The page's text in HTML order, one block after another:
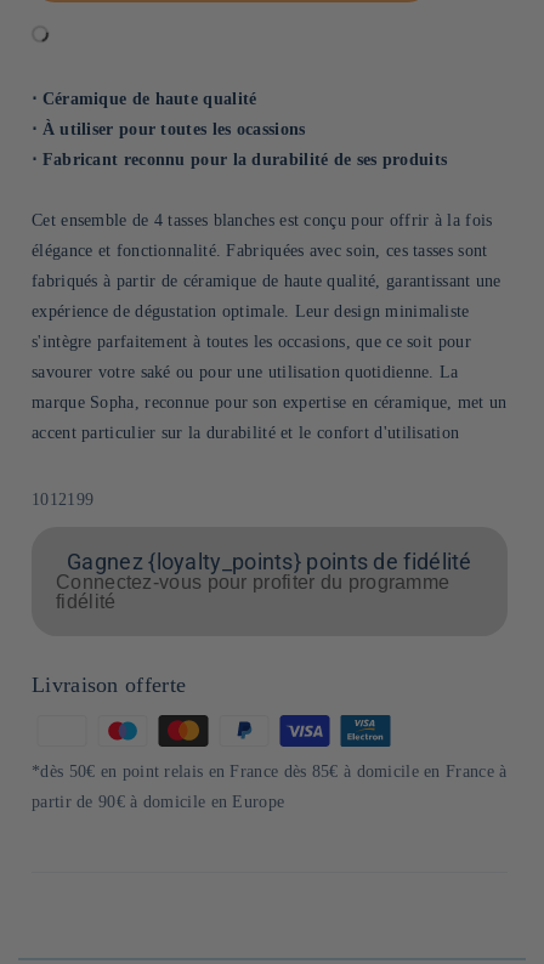
⋅ Céramique de haute qualité
⋅ À utiliser pour toutes les ocassions
⋅ Fabricant reconnu pour la durabilité de ses produits
Cet ensemble de 4 tasses blanches est conçu pour offrir à la fois
élégance et fonctionnalité. Fabriquées avec soin, ces tasses sont
fabriqués à partir de céramique de haute qualité, garantissant une
expérience de dégustation optimale. Leur design minimaliste
s'intègre parfaitement à toutes les occasions, que ce soit pour
savourer votre saké ou pour une utilisation quotidienne. La
marque Sopha, reconnue pour son expertise en céramique, met un
accent particulier sur la durabilité et le confort d'utilisation
SKU:
1012199
Gagnez {loyalty_points} points de fidélité
Connectez-vous pour profiter du programme
fidélité
Livraison offerte
de
paiement
*dès 50€ en point relais en France dès 85€ à domicile en France à
partir de 90€ à domicile en Europe